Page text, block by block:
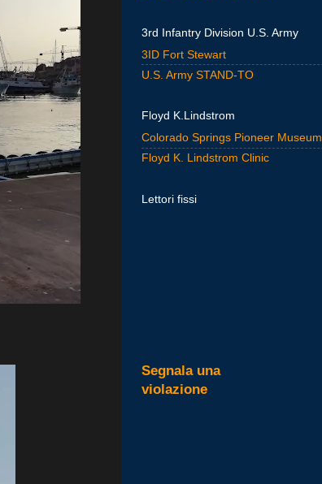
3rd Infantry Division U.S. Army
3ID Fort Stewart
U.S. Army STAND-TO
Floyd K.Lindstrom
Colorado Springs Pioneer Museum
Floyd K. Lindstrom Clinic
Lettori fissi
Segnala una
violazione